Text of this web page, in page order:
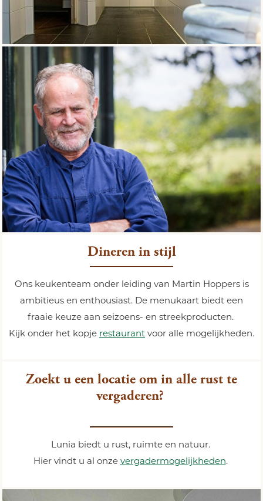
Dineren in stijl
Ons keukenteam onder leiding van Martin Hoppers is
ambitieus en enthousiast. De menukaart biedt een
fraaie keuze aan seizoens- en streekproducten.
Kijk onder het kopje restaurant voor alle mogelijkheden.
Zoekt u een locatie om in alle rust te
vergaderen?
Lunia biedt u rust, ruimte en natuur.
Hier vindt u al onze vergadermogelijkheden.